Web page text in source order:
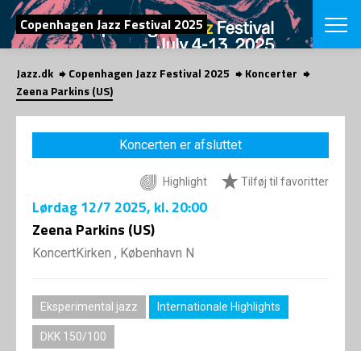
SØG
Copenhagen Jazz Festival 2025
English
VÆLG
VINTERJAZZ
Temaer
LOCATIONS
Om fonden
Jazz.dk Copenhagen Jazz Festival 2025
Koncerter
Zeena Parkins (US)
Koncerten er afsluttet
Highlight Tilføj til favoritter
Lørdag12/7 2025, kl. 20:00
Zeena Parkins (US)
KoncertKirken , København N
Eksperimental jazz Internationale Highlights
DKK 150/100